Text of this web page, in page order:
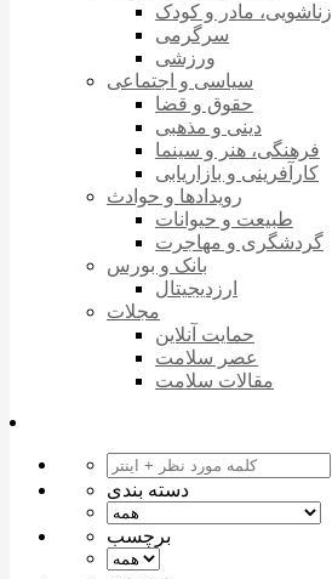
زناشویی، مادر و کودک
سرگرمی
ورزشی
سیاسی و اجتماعی
حقوق و قضا
دینی و مذهبی
فرهنگی، هنر و سینما
کارآفرینی و بازاریابی
رویدادها و حوادث
طبیعت و حیوانات
گردشگری و مهاجرت
بانک و بورس
ارزدیجیتال
مجلات
حمایت آنلاین
عصر سلامت
مقالات سلامت
دسته بندی
برچسب